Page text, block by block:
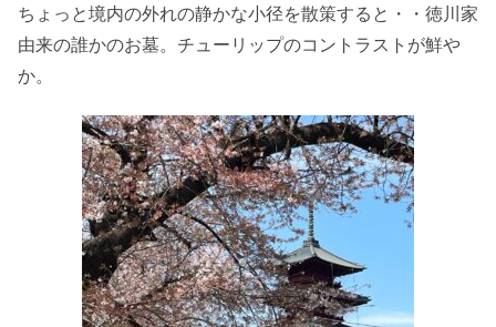
ちょっと境内の外れの静かな小径を散策すると・・徳川家
由来の誰かのお墓。チューリップのコントラストが鮮や
か。